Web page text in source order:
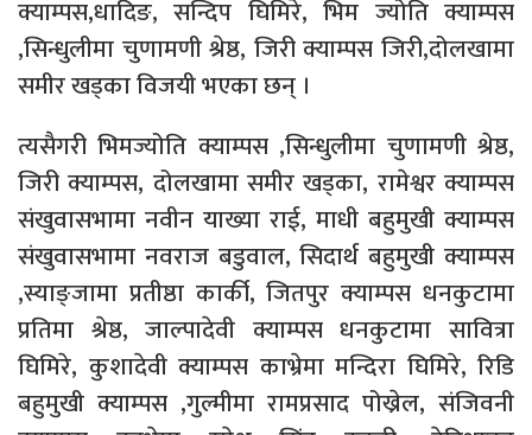
क्याम्पस,धादिङ, सन्दिप घिमिरे, भिम ज्योति क्याम्पस
,सिन्धुलीमा चुणामणी श्रेष्ठ, जिरी क्याम्पस जिरी,दोलखामा
समीर खड्का विजयी भएका छन् ।
त्यसैगरी भिमज्योति क्याम्पस ,सिन्धुलीमा चुणामणी श्रेष्ठ,
जिरी क्याम्पस, दोलखामा समीर खड्का, रामेश्वर क्याम्पस
संखुवासभामा नवीन याख्या राई, माधी बहुमुखी क्याम्पस
संखुवासभामा नवराज बडुवाल, सिदार्थ बहुमुखी क्याम्पस
,स्याङ्जामा प्रतीष्ठा कार्की, जितपुर क्याम्पस धनकुटामा
प्रतिमा श्रेष्ठ, जाल्पादेवी क्याम्पस धनकुटामा सावित्रा
घिमिरे, कुशादेवी क्याम्पस काभ्रेमा मन्दिरा घिमिरे, रिडि
बहुमुखी क्याम्पस ,गुल्मीमा रामप्रसाद पोख्रेल, संजिवनी